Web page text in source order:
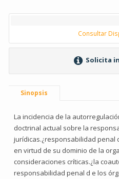
Consultar
Solicita
Sinopsis
La incidencia de la
doctrinal actual sobre la
jurídicas.¿responsabilidad penal
en virtud de su dominio de la
consideraciones críticas.¿la
responsabilidad penal d e los